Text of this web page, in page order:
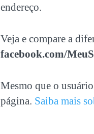
endereço.
Veja e compare a
facebook.com/
Mesmo que o
página. Saiba mais